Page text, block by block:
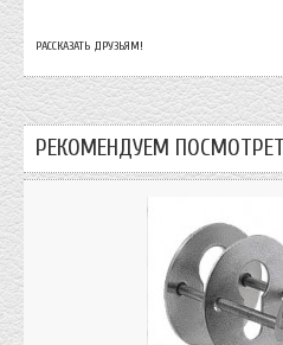
РАССКАЗАТЬ ДРУЗЬЯМ!
РЕКОМЕНДУЕМ